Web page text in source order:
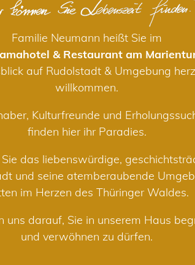
Familie Neumann heißt Sie im
& Restaurant am
auf Rudolstadt & Umgebung
willkommen.
Kulturfreunde und
finden hier ihr Paradies.
Sie das liebenswürdige,
und seine atemberaubende
im Herzen des Thüringer Waldes.
uns darauf, Sie in unserem Haus
und verwöhnen zu dürfen.